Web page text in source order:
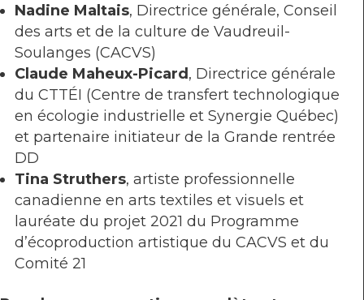
Nadine Maltais, Directrice générale, Conseil
des arts et de la culture de Vaudreuil-
Soulanges (CACVS)
Claude Maheux-Picard , Directrice générale
du CTTÉI (Centre de transfert technologique
en écologie industrielle et Synergie Québec)
et partenaire initiateur de la Grande rentrée
DD
Tina Struthers, artiste professionnelle
canadienne en arts textiles et visuels et
lauréate du projet 2021 du Programme
d’écoproduction artistique du CACVS et du
Comité 21